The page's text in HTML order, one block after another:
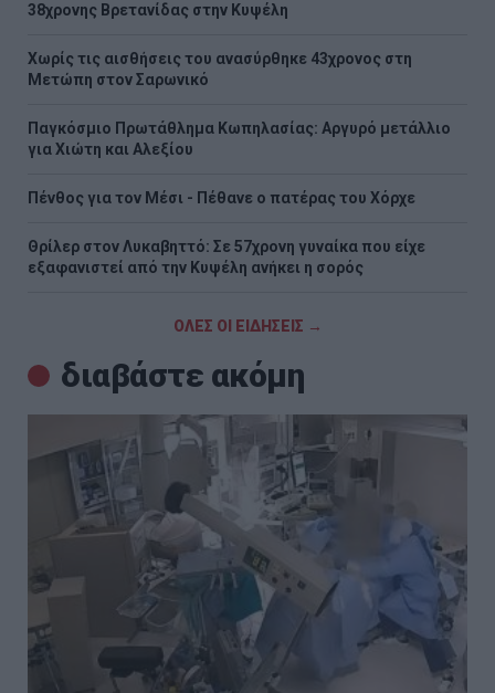
38χρονης Βρετανίδας στην Κυψέλη
Χωρίς τις αισθήσεις του ανασύρθηκε 43χρονος στη
Μετώπη στον Σαρωνικό
Παγκόσμιο Πρωτάθλημα Κωπηλασίας: Αργυρό μετάλλιο
για Χιώτη και Αλεξίου
Πένθος για τον Μέσι - Πέθανε ο πατέρας του Χόρχε
Θρίλερ στον Λυκαβηττό: Σε 57χρονη γυναίκα που είχε
εξαφανιστεί από την Κυψέλη ανήκει η σορός
ΟΛΕΣ ΟΙ ΕΙΔΗΣΕΙΣ →
διαβάστε ακόμη